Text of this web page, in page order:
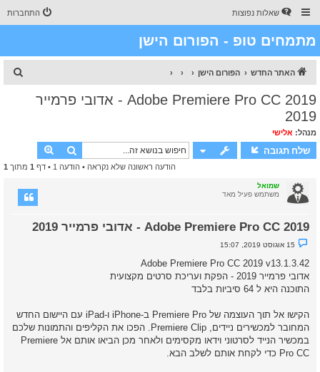
שאלות נפוצות התחברות
מתמחים טופ - הפורום הישן
האתר החדש הפורום הישן
Adobe Premiere Pro CC 2019 - אדובי פרמייר
2019
מנהל: אלישי
שלח תגובה חיפוש
הודעה ראשונה שלא נקראה • הודעה 1 • דף 1 מתוך 1
שמואל
משתמש פעיל מאד
Adobe Premiere Pro CC 2019 - אדובי פרמייר 2019
ש
א
ש
א
ר
א
15 אוגוסט 2019, 15:07
Adobe Premiere Pro CC 2019 v13.1.3.42
אדובי פרמייר 2019 - הפקת ועריכת סרטים מקצועית
התוכנה היא ל 64 סיביות בלבד
הקישו אל תוך העוצמה של Premiere Pro ב-iPhone ו-iPad עם היישום החדש
המחובר למכשירים ניידים, Premiere Clip. הפכו את הקליפים והתמונות שלכם
במכשיר הנייד לסרטוני וידאו מקסימים ולאחר מכן הביאו אותם אל Premiere
Pro CC כדי לקחת אותם לשלב הבא.